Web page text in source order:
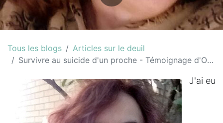
Tous les blogs
Articles sur le deuil
Survivre au suicide d'un proche - Témoignage d'Odette Bisson
J'ai eu